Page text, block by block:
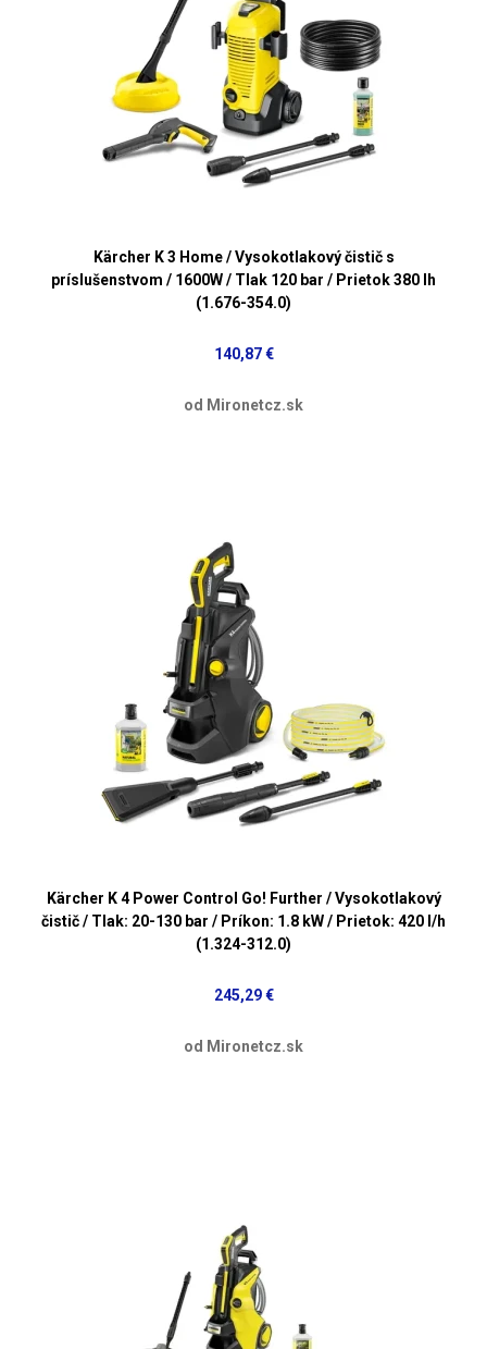
Kärcher K 3 Home / Vysokotlakový čistič s
príslušenstvom / 1600W / Tlak 120 bar / Prietok 380 lh
(1.676-354.0)
140,87 €
od Mironetcz.sk
Kärcher K 4 Power Control Go! Further / Vysokotlakový
čistič / Tlak: 20-130 bar / Príkon: 1.8 kW / Prietok: 420 l/h
(1.324-312.0)
245,29 €
od Mironetcz.sk